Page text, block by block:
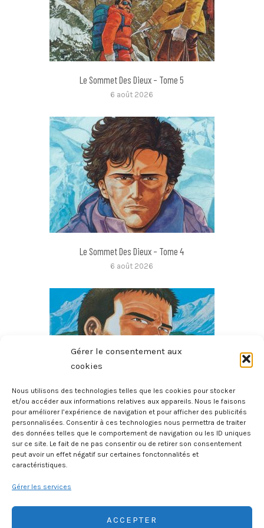
Gérer le consentement aux
cookies
Nous utilisons des technologies telles que les cookies pour stocker
et/ou accéder aux informations relatives aux appareils. Nous le faisons
pour améliorer l’expérience de navigation et pour afficher des publicités
personnalisées. Consentir à ces technologies nous permettra de traiter
des données telles que le comportement de navigation ou les ID uniques
sur ce site. Le fait de ne pas consentir ou de retirer son consentement
peut avoir un effet négatif sur certaines fonctonnalités et
caractéristiques.
Gérer les services
ACCEPTER
Le Sommet Des Dieux – Tome 5
6 août 2026
Le Sommet Des Dieux – Tome 4
6 août 2026
Le Sommet Des Dieux – Tome 3
6 août 2026